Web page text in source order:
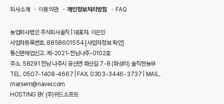
회사소개 이용약관 개인정보처리방침 FAQ
농업회사법인 주식회사솔직 | 대표자. 이은민
사업자등록번호. 8858601554 [사업자정보 확인]
통신판매업신고. 제-2021-전남나주-0102호
주소. 58291 전남 나주시 공산면 화산길 7-8 (화성리) 솔직한농부
TEL. 0507-1408-4667 | FAX. 0303-3446-3737 | MAIL.
marsem@naver.com
HOSTING BY (주)위드소프트